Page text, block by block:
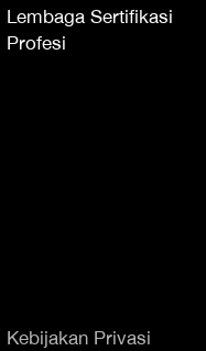
Lembaga Sertifikasi
Profesi
Kebijakan Privasi